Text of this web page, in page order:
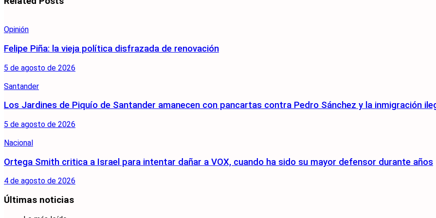
Opinión
Felipe Piña: la vieja política disfrazada de renovación
5 de agosto de 2026
Santander
Los Jardines de Piquío de Santander amanecen con pancartas contra Pedro Sánchez y la inmigración
5 de agosto de 2026
Nacional
Ortega Smith critica a Israel para intentar dañar a VOX, cuando ha sido su mayor defensor durante años
4 de agosto de 2026
Últimas noticias